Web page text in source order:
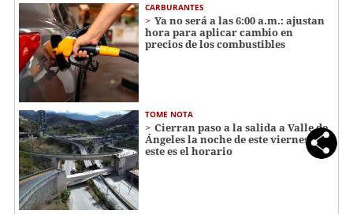
CARBURANTES
Ya no será a las 6:00 a.m.: ajustan
hora para aplicar cambio en
precios de los combustibles
TOME NOTA
Cierran paso a la salida a Valle de
Ángeles la noche de este viernes:
este es el horario